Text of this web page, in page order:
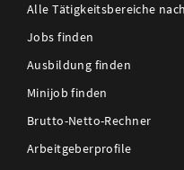
Alle Tätigkeitsbereiche
Jobs finden
Ausbildung finden
Minijob finden
Brutto-Netto-Rechner
Arbeitgeberprofile